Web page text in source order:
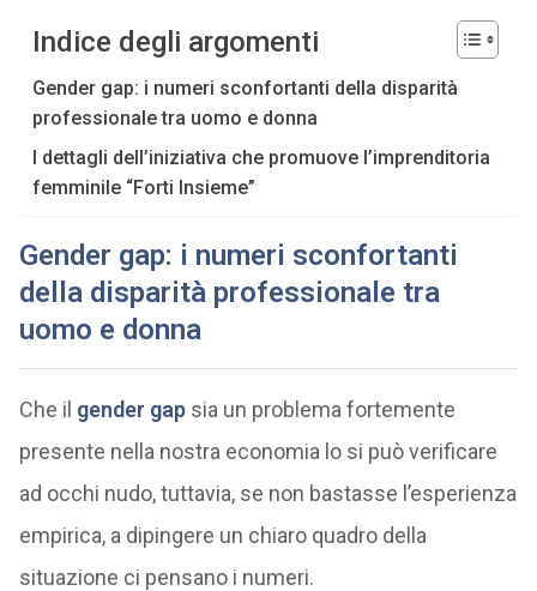
Indice degli argomenti
Gender gap: i numeri sconfortanti della disparità
professionale tra uomo e donna
I dettagli dell’iniziativa che promuove l’imprenditoria
femminile “Forti Insieme”
Gender gap: i numeri sconfortanti
della disparità professionale tra
uomo e donna
Che il gender gapsia un problema fortemente
presente nella nostra economia lo si può verificare
ad occhi nudo, tuttavia, se non bastasse l’esperienza
empirica, a dipingere un chiaro quadro della
situazione ci pensano i numeri.